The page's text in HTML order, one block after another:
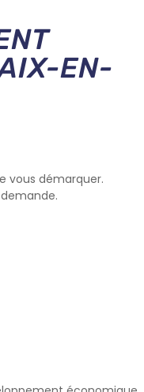
EN-
vous démarquer.